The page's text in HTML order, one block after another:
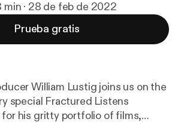
min · 28 de feb de 2022
Prueba gratis
William Lustig joins us on the
special Fractured Listens
for his gritty portfolio of films,